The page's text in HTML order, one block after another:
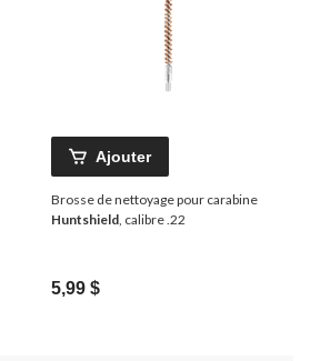
Ajouter
Brosse de nettoyage pour carabine
Huntshield , calibre .22
5,99 $